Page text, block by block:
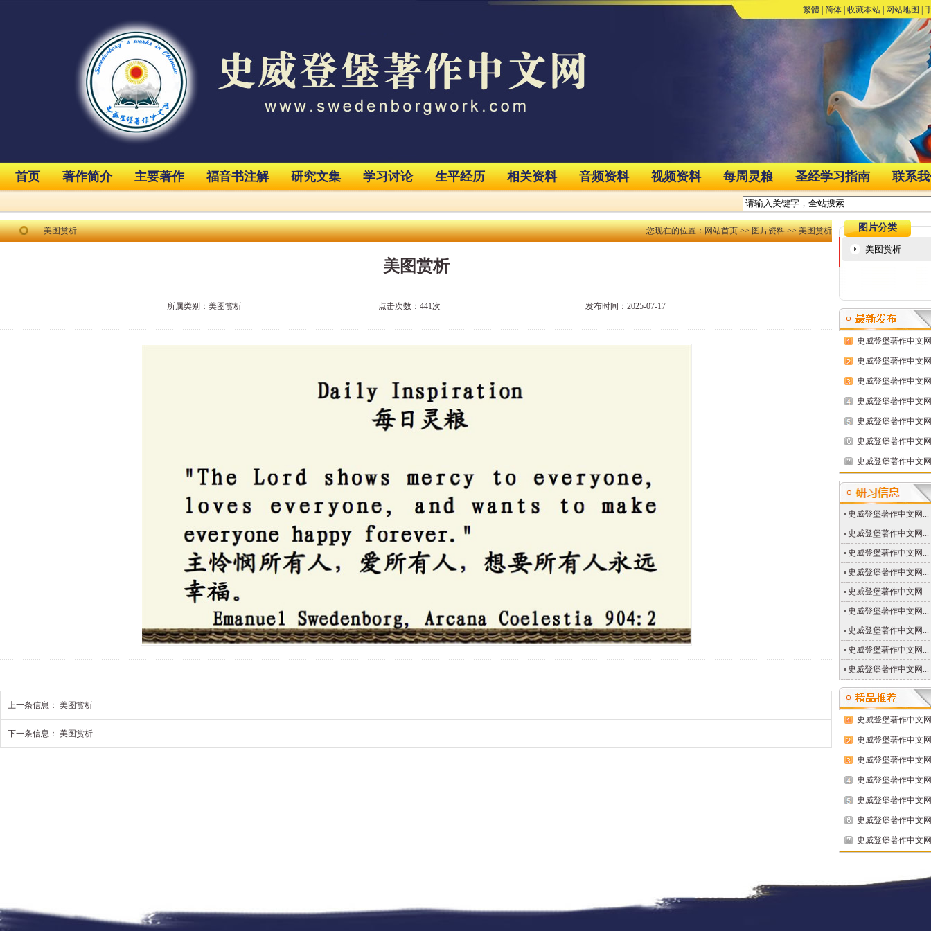
繁體 简体 收藏本站 网站地图
首页 著作简介 主要著作 福音书注解 研究文集 学习讨论 生平经历 相关资料 音频资料 视频资料 每周灵粮 圣经学习指南 联系
美图赏析 您现在的位置：网站首页>>图片资料>> 美图赏析
美图赏析
所属类别： 美图赏析 点击次数：441次 发布时间：2025-07-17
上一条信息： 美图赏析
下一条信息： 美图赏析
图片分类
美图赏析
史威登堡著作中文
史威登堡著作中文
史威登堡著作中文
史威登堡著作中文
史威登堡著作中文
史威登堡著作中文
史威登堡著作中文
史威登堡著作中文网...
史威登堡著作中文网...
史威登堡著作中文网...
史威登堡著作中文网...
史威登堡著作中文网...
史威登堡著作中文网...
史威登堡著作中文网...
史威登堡著作中文网...
史威登堡著作中文网...
史威登堡著作中文
史威登堡著作中文
史威登堡著作中文
史威登堡著作中文
史威登堡著作中文
史威登堡著作中文
史威登堡著作中文